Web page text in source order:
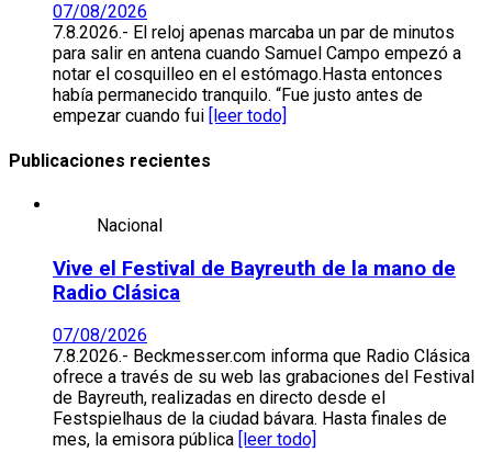
07/08/2026
7.8.2026.- El reloj apenas marcaba un par de minutos
para salir en antena cuando Samuel Campo empezó a
notar el cosquilleo en el estómago.Hasta entonces
había permanecido tranquilo. “Fue justo antes de
empezar cuando fui
[leer todo]
Publicaciones recientes
Nacional
Vive el Festival de Bayreuth de la mano de
Radio Clásica
07/08/2026
7.8.2026.- Beckmesser.com informa que Radio Clásica
ofrece a través de su web las grabaciones del Festival
de Bayreuth, realizadas en directo desde el
Festspielhaus de la ciudad bávara. Hasta finales de
mes, la emisora pública
[leer todo]